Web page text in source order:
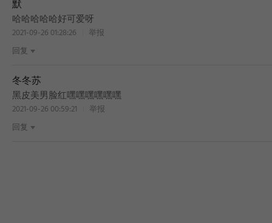
默
哈哈哈哈哈好可爱呀
2021-09-26 01:28:26
举报
回复
冬冬苏
黑皮美男脸红嘿嘿嘿嘿嘿嘿
2021-09-26 00:59:21
举报
回复